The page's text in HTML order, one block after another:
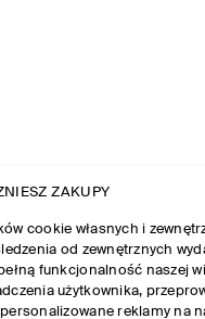
ZAKUPY
cookie własnych i
od zewnętrznych
funkcjonalność naszej
użytkownika,
reklamy na